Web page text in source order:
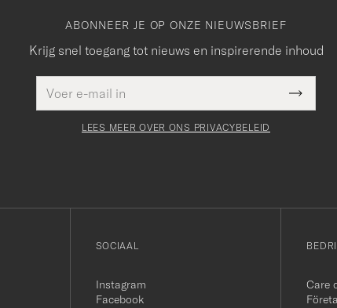
ABONNEER JE OP ONZE NIEUWSBRIEF
Krijg snel toegang tot nieuws en inspirerende inhoud
mailadres
Dit veld
moet
Submit
LEES MEER OVER ONS PRIVACYBELEID
SOCIAAL
Instagram
Facebook
Care